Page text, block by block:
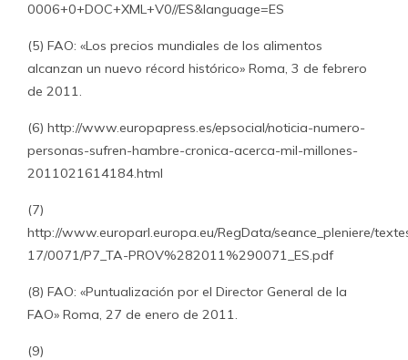
0006+0+DOC+XML+V0//ES&language=ES
(5) FAO: «Los precios mundiales de los alimentos
alcanzan un nuevo récord histórico» Roma, 3 de febrero
de 2011.
(6) http://www.europapress.es/epsocial/noticia-numero-
personas-sufren-hambre-cronica-acerca-mil-millones-
2011021614184.html
(7)
http://www.europarl.europa.eu/RegData/seance_pleniere/
17/0071/P7_TA-PROV%282011%290071_ES.pdf
(8) FAO: «Puntualización por el Director General de la
FAO» Roma, 27 de enero de 2011.
(9)